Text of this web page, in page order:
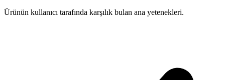
Ürünün kullanıcı tarafında karşılık bulan ana yetenekleri.